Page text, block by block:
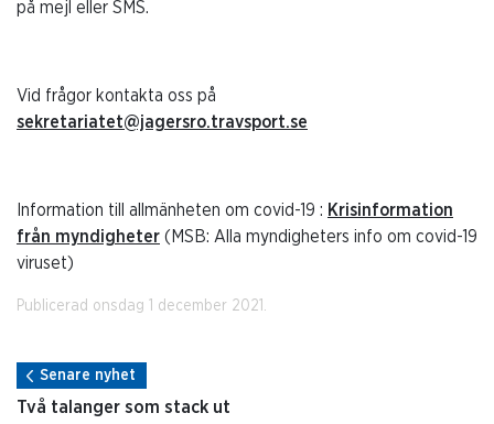
på mejl eller SMS.
Vid frågor kontakta oss på
sekretariatet@jagersro.travsport.se
Information till allmänheten om covid-19 : Krisinformation
från myndigheter (MSB: Alla myndigheters info om covid-19
viruset)
Publicerad onsdag 1 december 2021.
Senare nyhet
Två talanger som stack ut